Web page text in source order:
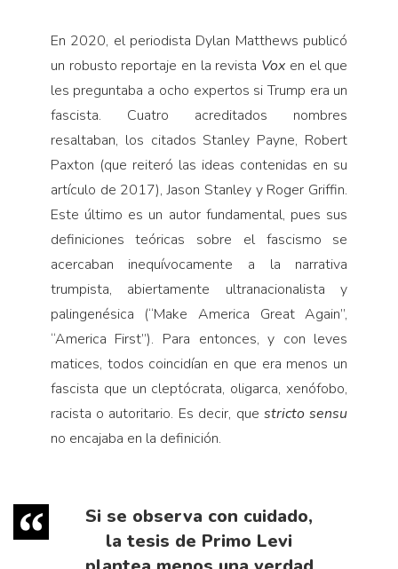
En 2020, el periodista Dylan Matthews publicó
un robusto reportaje en la revista Vox en el que
les preguntaba a ocho expertos si Trump era un
fascista. Cuatro acreditados nombres
resaltaban, los citados Stanley Payne, Robert
Paxton (que reiteró las ideas contenidas en su
artículo de 2017), Jason Stanley y Roger Griffin.
Este último es un autor fundamental, pues sus
definiciones teóricas sobre el fascismo se
acercaban inequívocamente a la narrativa
trumpista, abiertamente ultranacionalista y
palingenésica (“Make America Great Again”,
“America First”). Para entonces, y con leves
matices, todos coincidían en que era menos un
fascista que un cleptócrata, oligarca, xenófobo,
racista o autoritario. Es decir, que stricto sensu
no encajaba en la definición.
Si se observa con cuidado,
la tesis de Primo Levi